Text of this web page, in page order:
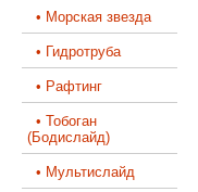
• Морская звезда
• Гидротруба
• Рафтинг
• Тобоган
(Бодислайд)
• Мультислайд